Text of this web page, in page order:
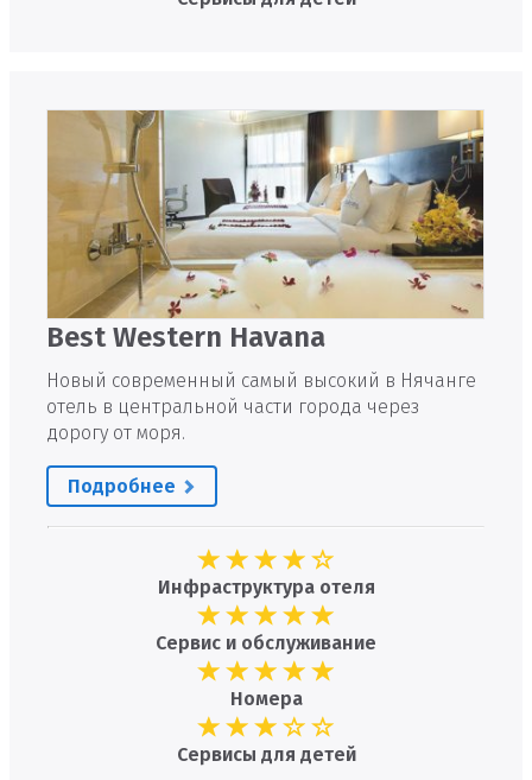
Best Western Havana
Новый современный самый высокий в Нячанге
отель в центральной части города через
дорогу от моря.
Подробнее
Инфраструктура отеля
Сервис и обслуживание
Номера
Сервисы для детей